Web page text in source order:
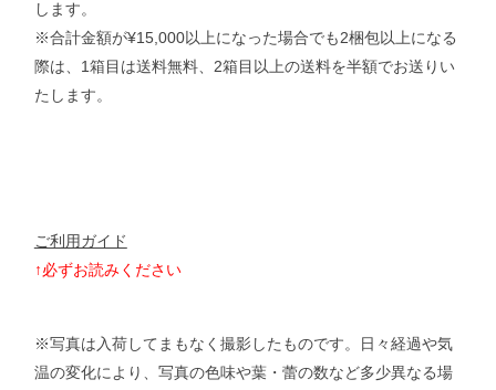
します。
※合計金額が¥15,000以上になった場合でも2梱包以上になる
際は、1箱目は送料無料、2箱目以上の送料を半額でお送りい
たします。
ご利用ガイド
↑必ずお読みください
※写真は入荷してまもなく撮影したものです。日々経過や気
温の変化により、写真の色味や葉・蕾の数など多少異なる場